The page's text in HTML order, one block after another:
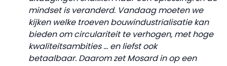
mindset is veranderd. Vandaag moeten we
kijken welke troeven bouwindustrialisatie kan
bieden om circulariteit te verhogen, met hoge
kwaliteitsambities ... en liefst ook
betaalbaar. Daarom zet Mosard in op een